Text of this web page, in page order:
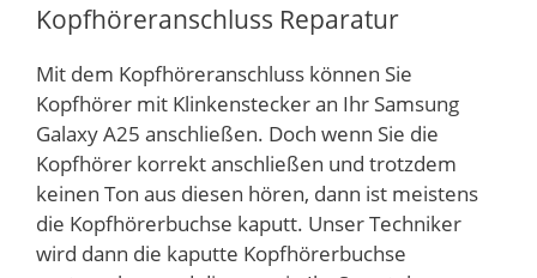
Kopfhöreranschluss Reparatur
Mit dem Kopfhöreranschluss können Sie
Kopfhörer mit Klinkenstecker an Ihr Samsung
Galaxy A25 anschließen. Doch wenn Sie die
Kopfhörer korrekt anschließen und trotzdem
keinen Ton aus diesen hören, dann ist meistens
die Kopfhörerbuchse kaputt. Unser Techniker
wird dann die kaputte Kopfhörerbuchse